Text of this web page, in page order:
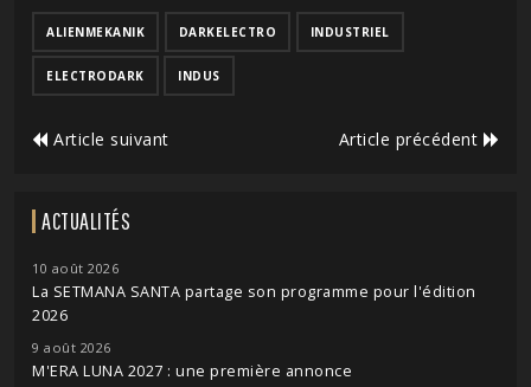
ALIENMEKANIK DARKELECTRO INDUSTRIEL
ELECTRODARK INDUS
Article suivant Article précédent
ACTUALITÉS
10 août 2026
La SETMANA SANTA partage son programme pour l'édition
2026
9 août 2026
M'ERA LUNA 2027 : une première annonce